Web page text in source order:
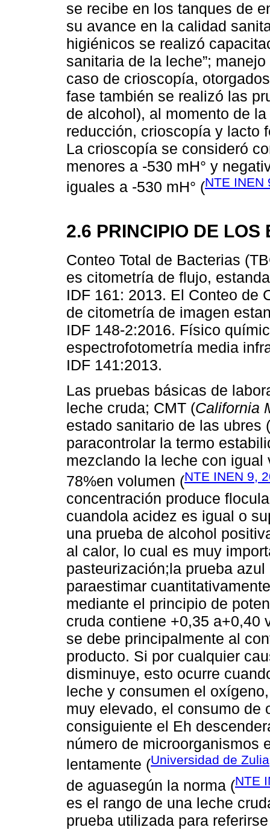
se recibe en los tanques de
su avance en la calidad
higiénicos se realizó
sanitaria de la leche”;
caso de crioscopía,
fase también se realizó las
de alcohol), al momento de
reducción, crioscopía y lacto
La crioscopía se consideró
menores a -530 mH° y
iguales a -530 mH° (NTE INEN
2.6 PRINCIPIO DE LOS
Conteo Total de Bacterias
es citometría de flujo,
IDF 161: 2013. El Conteo de
de citometría de imagen
IDF 148-2:2016. Físico
espectrofotometría media
IDF 141:2013.
Las pruebas básicas de
leche cruda; CMT (California
estado sanitario de las ubres (
paracontrolar la termo
mezclando la leche con
78%en volumen (NTE INEN 9,
concentración produce
cuandola acidez es igual o
una prueba de alcohol
al calor, lo cual es muy
pasteurización;la prueba
paraestimar
mediante el principio de
cruda contiene +0,35 a+0,40
se debe principalmente al
producto. Si por cualquier
disminuye, esto ocurre
leche y consumen el
muy elevado, el consumo de
consiguiente el Eh
número de microorganismos
lentamente (Universidad de
de aguasegún la norma (NTE
es el rango de una leche
prueba utilizada para